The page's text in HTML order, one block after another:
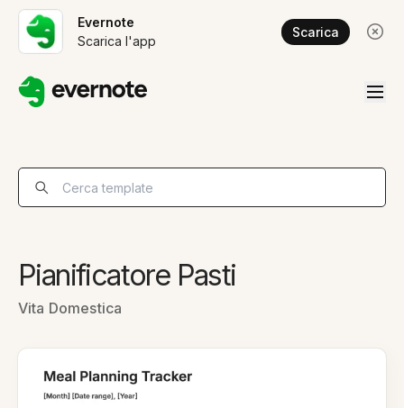
Evernote
Scarica l'app
Scarica
Pianificatore Pasti
Vita Domestica